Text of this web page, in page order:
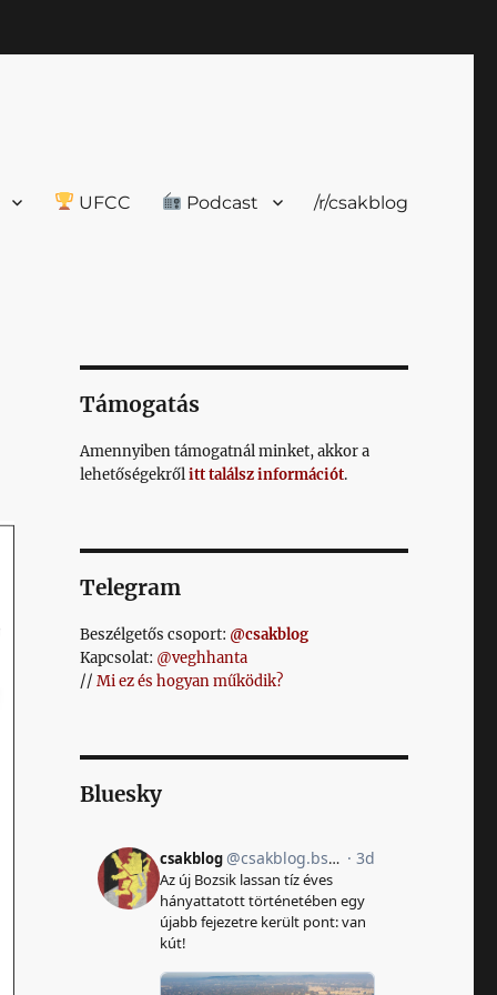
UFCC Podcast /r/csakblog
Támogatás
Amennyiben támogatnál minket, akkor a
lehetőségekrőlitt találsz információt.
Telegram
Beszélgetős csoport: @csakblog
Kapcsolat: @veghhanta
// Mi ez és hogyan működik?
Bluesky